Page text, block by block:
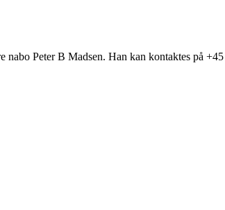
nabo Peter B Madsen. Han kan kontaktes på